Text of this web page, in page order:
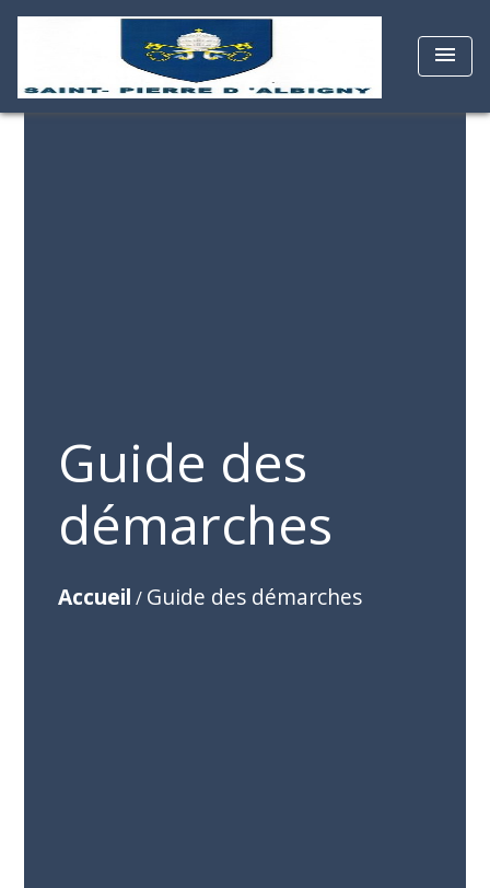
menu
Guide des
démarches
Accueil / Guide des démarches